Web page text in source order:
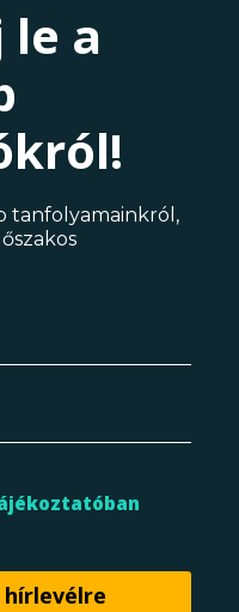
a
tanfolyamainkról,